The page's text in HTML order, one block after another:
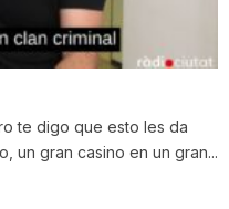
te digo que esto les da
un gran casino en un gran...